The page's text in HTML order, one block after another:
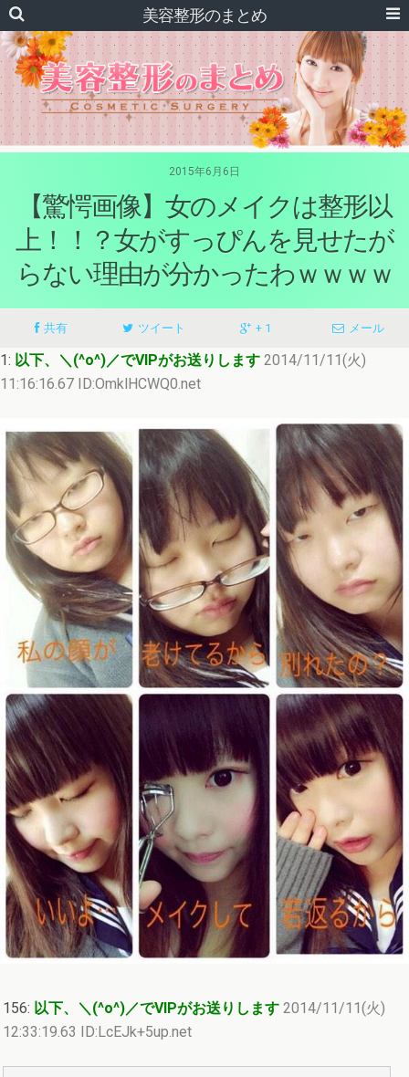
美容整形のまとめ
2015年6月6日
【驚愕画像】女のメイクは整形以
上！！？女がすっぴんを見せたが
らない理由が分かったわｗｗｗｗ
共有 ツイート + 1 メール
1: 以下、＼(^o^)／でVIPがお送りします 2014/11/11(火)
11:16:16.67 ID:OmklHCWQ0.net
156: 以下、＼(^o^)／でVIPがお送りします 2014/11/11(火)
12:33:19.63 ID:LcEJk+5up.net